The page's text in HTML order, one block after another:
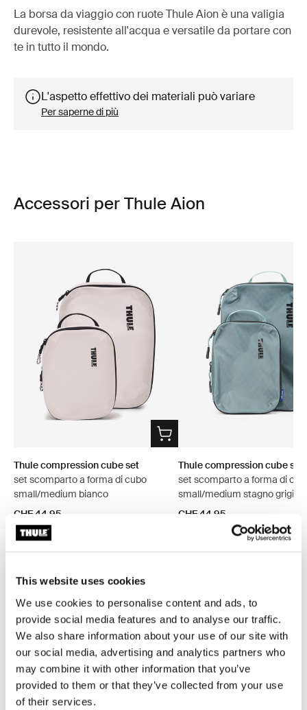
This website uses cookies
We use cookies to personalise content and ads, to
provide social media features and to analyse our traffic.
We also share information about your use of our site with
our social media, advertising and analytics partners who
may combine it with other information that you’ve
provided to them or that they’ve collected from your use
of their services.
La borsa da viaggio con ruote Thule Aion è una valigia
durevole, resistente all'acqua e versatile da portare con
te in tutto il mondo.
L'aspetto effettivo dei materiali può variare
Per saperne di più
Accessori per Thule Aion
Thule compression cube set
set scomparto a forma di cubo
small/medium bianco
CHF 44.95
Thule compression cube set
set scomparto a forma di
small/medium stagno grigio
CHF 44.95
Toggle overview
Descrizione del prodotto
Toggle features
Tutte le caratteristiche
Toggle techspec
Specifiche tecniche